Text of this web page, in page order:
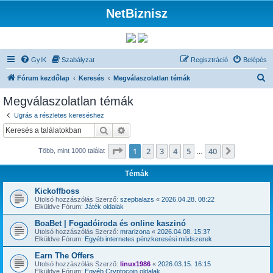
NetBiznisz
GyIK Szabályzat Belépés
Regisztráció
Fórum kezdőlap Keresés Megválaszolatlan témák
s
Megválaszolatlan témák
Ugrás a részletes kereséshez
Keresés
Több, mint 1000 találat Oldal:1 40
1 2 3 4 5 40
Témák
Kickoffboss
Utolsó hozzászólás Szerző: szepbalazs « 2026.04.28. 08:22
Elküldve Fórum: Játék oldalak
BoaBet | Fogadóiroda és online kaszinó
Utolsó hozzászólás Szerző: mrarizona « 2026.04.08. 15:37
Elküldve Fórum: Egyéb internetes pénzkeresési módszerek
Earn The Offers
Utolsó hozzászólás Szerző: linux1986 « 2026.03.15. 16:15
Elküldve Fórum: Egyéb Cryptocoin oldalak